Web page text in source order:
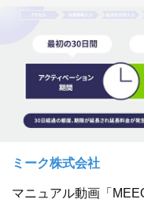
ミーク株式会社
マニュアル動画「